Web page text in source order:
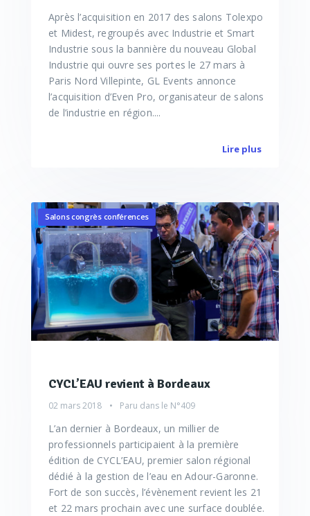
Après l’acquisition en 2017 des salons Tolexpo
et Midest, regroupés avec Industrie et Smart
Industrie sous la bannière du nouveau Global
Industrie qui ouvre ses portes le 27 mars à
Paris Nord Villepinte, GL Events annonce
l’acquisition d’Even Pro, organisateur de salons
de l’industrie en région....
Lire plus
Salons congrès conférences
CYCL’EAU revient à Bordeaux
02 mars 2018 Paru dans le N°409
L’an dernier à Bordeaux, un millier de
professionnels participaient à la première
édition de CYCL’EAU, premier salon régional
dédié à la gestion de l’eau en Adour-Garonne.
Fort de son succès, l’évènement revient les 21
et 22 mars prochain avec une surface doublée.